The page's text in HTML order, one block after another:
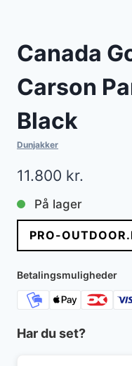
Canada
Carson
Black
Dunjakker
11.800 kr.
På lager
PRO-
Betalingsmuligheder
Har du set?